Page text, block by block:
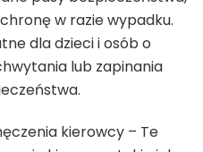
w razie wypadku.
dla dzieci i osób o
lub zapinania
kierowcy – Te